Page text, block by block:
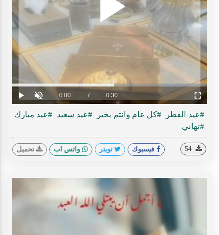
Play
Play Unmute Current
Time
0:00 / Duration
0:30
Loaded:
0%
Progress:
0%
Fullscreen
#عيد الفطر #كل عام وانتم بخير #عيد سعيد #عيد مبارك
#تهاني
فيسبوك تويتر واتس اب تحميل